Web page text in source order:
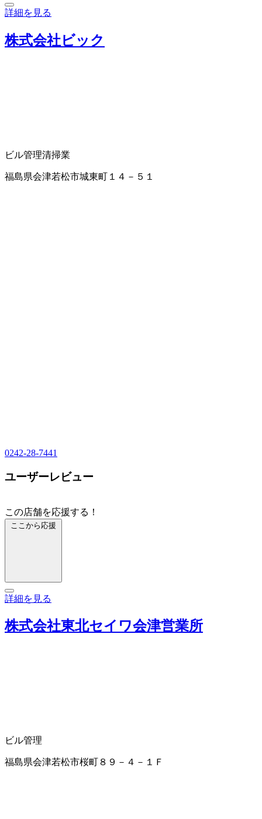
詳細を見る
株式会社ビック
ビル管理清掃業
福島県会津若松市城東町１４－５１
0242-28-7441
ユーザーレビュー
この店舗を応援する！
ここから応援
詳細を見る
株式会社東北セイワ会津営業所
ビル管理
福島県会津若松市桜町８９－４－１Ｆ